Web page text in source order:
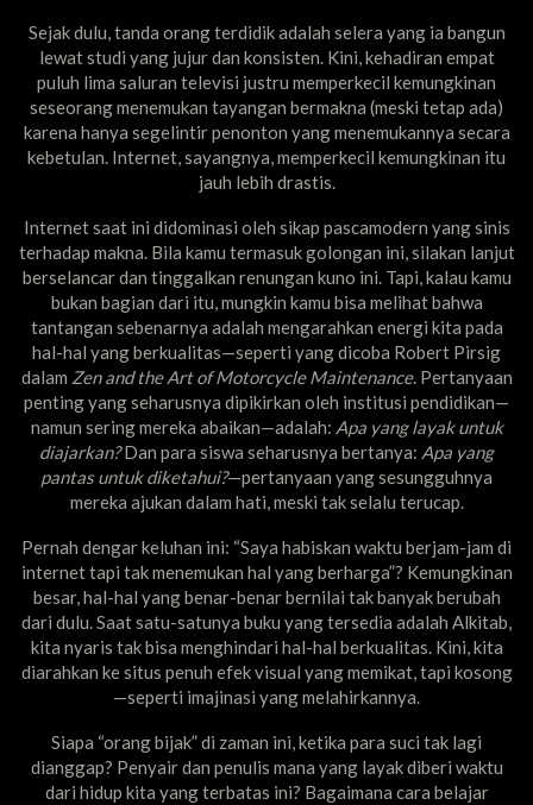
Sejak dulu, tanda orang terdidik adalah selera yang ia bangun
lewat studi yang jujur dan konsisten. Kini, kehadiran empat
puluh lima saluran televisi justru memperkecil kemungkinan
seseorang menemukan tayangan bermakna (meski tetap ada)
karena hanya segelintir penonton yang menemukannya secara
kebetulan. Internet, sayangnya, memperkecil kemungkinan itu
jauh lebih drastis.
Internet saat ini didominasi oleh sikap pascamodern yang sinis
terhadap makna. Bila kamu termasuk golongan ini, silakan lanjut
berselancar dan tinggalkan renungan kuno ini. Tapi, kalau kamu
bukan bagian dari itu, mungkin kamu bisa melihat bahwa
tantangan sebenarnya adalah mengarahkan energi kita pada
hal-hal yang berkualitas—seperti yang dicoba Robert Pirsig
dalam Zen and the Art of Motorcycle Maintenance. Pertanyaan
penting yang seharusnya dipikirkan oleh institusi pendidikan—
namun sering mereka abaikan—adalah: Apa yang layak untuk
diajarkan?Dan para siswa seharusnya bertanya: Apa yang
pantas untuk diketahui?—pertanyaan yang sesungguhnya
mereka ajukan dalam hati, meski tak selalu terucap.
Pernah dengar keluhan ini: “Saya habiskan waktu berjam-jam di
internet tapi tak menemukan hal yang berharga”? Kemungkinan
besar, hal-hal yang benar-benar bernilai tak banyak berubah
dari dulu. Saat satu-satunya buku yang tersedia adalah Alkitab,
kita nyaris tak bisa menghindari hal-hal berkualitas. Kini, kita
diarahkan ke situs penuh efek visual yang memikat, tapi kosong
—seperti imajinasi yang melahirkannya.
Siapa “orang bijak” di zaman ini, ketika para suci tak lagi
dianggap? Penyair dan penulis mana yang layak diberi waktu
dari hidup kita yang terbatas ini? Bagaimana cara belajar